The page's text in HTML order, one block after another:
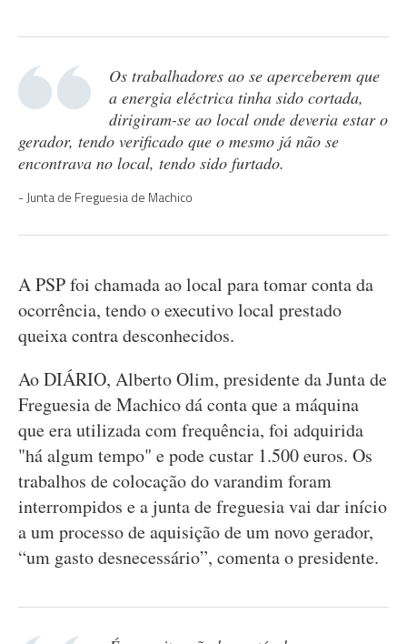
Os trabalhadores ao se aperceberem que
a energia eléctrica tinha sido cortada,
dirigiram-se ao local onde deveria estar o
gerador, tendo verificado que o mesmo já não se
encontrava no local, tendo sido furtado.
Junta de Freguesia de Machico
A PSP foi chamada ao local para tomar conta da
ocorrência, tendo o executivo local prestado
queixa contra desconhecidos.
Ao DIÁRIO, Alberto Olim, presidente da Junta de
Freguesia de Machico dá conta que a máquina
que era utilizada com frequência, foi adquirida
"há algum tempo" e pode custar 1.500 euros. Os
trabalhos de colocação do varandim foram
interrompidos e a junta de freguesia vai dar início
a um processo de aquisição de um novo gerador,
“um gasto desnecessário”, comenta o presidente.